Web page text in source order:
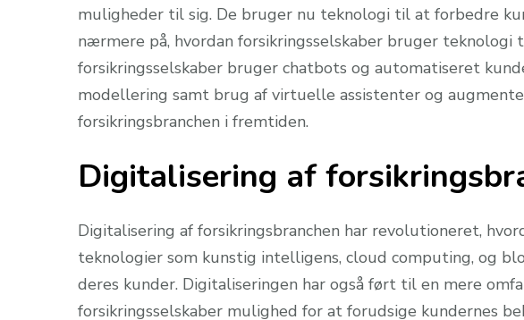
muligheder til sig. De bruger nu teknologi til at forbedre
nærmere på, hvordan forsikringsselskaber bruger
forsikringsselskaber bruger chatbots og automatiseret
modellering samt brug af virtuelle assistenter og
forsikringsbranchen i fremtiden.
Digitalisering af
Digitalisering af forsikringsbranchen har revolutioneret,
teknologier som kunstig intelligens, cloud computing, og
deres kunder. Digitaliseringen har også ført til en mere
forsikringsselskaber mulighed for at forudsige kundernes